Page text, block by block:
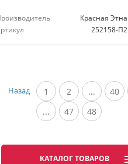
Красная Этна
252158-П2
Назад 1 2 ... 40
...
47 48
КАТАЛОГ ТОВАРОВ